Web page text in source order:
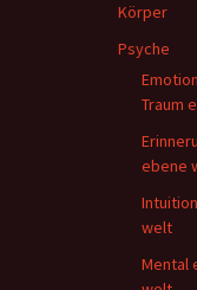
Körper
Psyche
Traum
ebene
welt
Mental